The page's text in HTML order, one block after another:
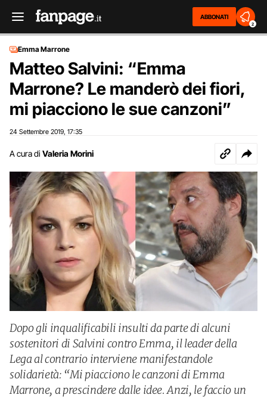
ABBONATI
2
Emma Marrone
Matteo Salvini: “Emma
Marrone? Le manderò dei fiori,
mi piacciono le sue canzoni”
24 Settembre 2019 17:35
A cura di Valeria Morini
Dopo gli inqualificabili insulti da parte di alcuni
sostenitori di Salvini contro Emma, il leader della
Lega al contrario interviene manifestandole
solidarietà: “Mi piacciono le canzoni di Emma
Marrone, a prescindere dalle idee. Anzi, le faccio un